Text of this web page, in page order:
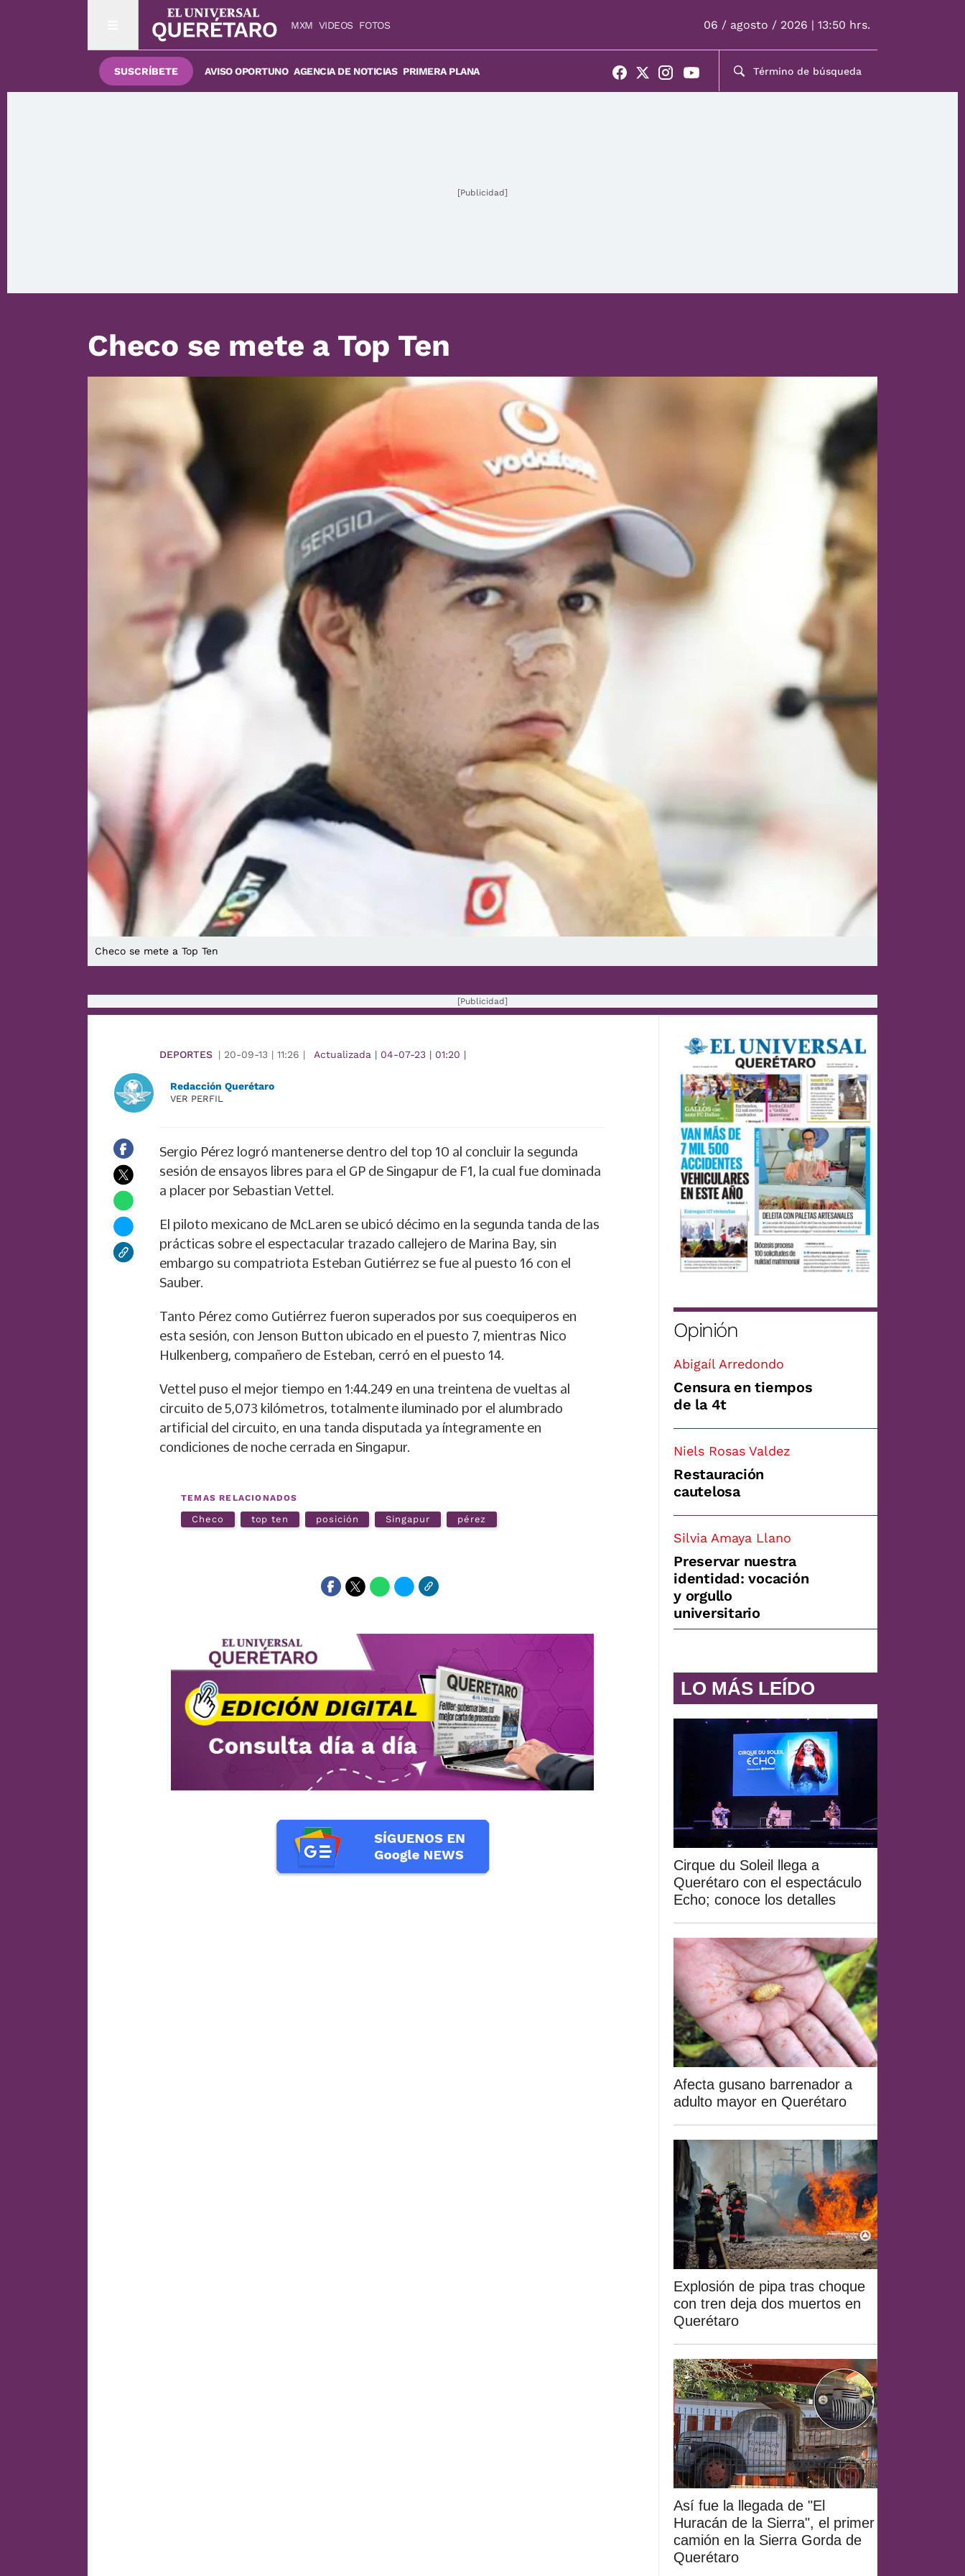
MXM VIDEOS FOTOS 06 / agosto / 2026 | 13:50 hrs.
SUSCRÍBETE AVISO OPORTUNO AGENCIA DE NOTICIAS PRIMERA PLANA
[Publicidad]
Checo se mete a Top Ten
Checo se mete a Top Ten
[Publicidad]
DEPORTES | 20-09-13 | 11:26 | Actualizada | 04-07-23 | 01:20 |
Redacción Querétaro
VER PERFIL
Sergio Pérez logró mantenerse dentro del top 10 al concluir la segunda
sesión de ensayos libres para el GP de Singapur de F1, la cual fue dominada
a placer por Sebastian Vettel.
El piloto mexicano de McLaren se ubicó décimo en la segunda tanda de las
prácticas sobre el espectacular trazado callejero de Marina Bay, sin
embargo su compatriota Esteban Gutiérrez se fue al puesto 16 con el
Sauber.
Tanto Pérez como Gutiérrez fueron superados por sus coequiperos en
esta sesión, con Jenson Button ubicado en el puesto 7, mientras Nico
Hulkenberg, compañero de Esteban, cerró en el puesto 14.
Vettel puso el mejor tiempo en 1:44.249 en una treintena de vueltas al
circuito de 5,073 kilómetros, totalmente iluminado por el alumbrado
artificial del circuito, en una tanda disputada ya íntegramente en
condiciones de noche cerrada en Singapur.
TEMAS RELACIONADOS
Checo top ten posición Singapur pérez
Opinión
Abigaíl Arredondo
Censura en tiempos
de la 4t
Niels Rosas Valdez
Restauración
cautelosa
Silvia Amaya Llano
Preservar nuestra
identidad: vocación
y orgullo
universitario
LO MÁS LEÍDO
Cirque du Soleil llega a
Querétaro con el espectáculo
Echo; conoce los detalles
Afecta gusano barrenador a
adulto mayor en Querétaro
Explosión de pipa tras choque
con tren deja dos muertos en
Querétaro
Así fue la llegada de "El
Huracán de la Sierra", el primer
camión en la Sierra Gorda de
Querétaro